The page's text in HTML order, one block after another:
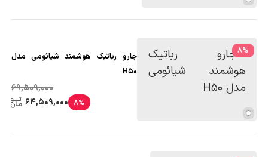
%
8
جارو رباتیک هوشمند شیائومی مدل
H50
69,509,000
8%
64,509,000